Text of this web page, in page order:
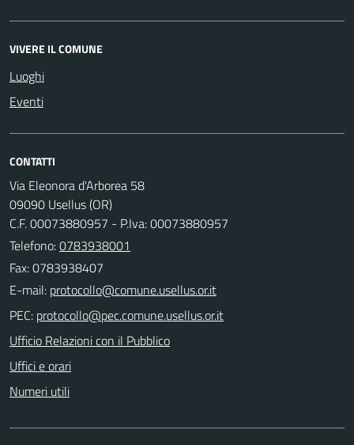
VIVERE IL COMUNE
Luoghi
Eventi
CONTATTI
Via Eleonora d'Arborea 58
09090 Usellus (OR)
C.F. 00073880957 - P.Iva: 00073880957
Telefono:0783938001
Fax: 0783938407
E-mail:
PEC:
Ufficio Relazioni con il Pubblico
Uffici e orari
Numeri utili